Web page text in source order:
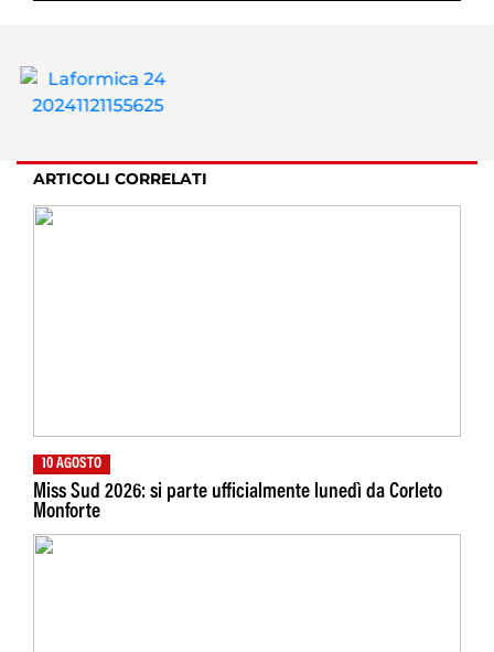
ARTICOLI CORRELATI
10 AGOSTO
Miss Sud 2026: si parte ufficialmente lunedì da Corleto
Monforte